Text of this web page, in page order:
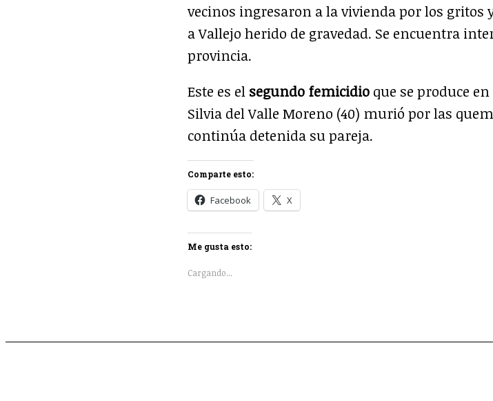
vecinos ingresaron a la vivienda por los
a Vallejo herido de gravedad. Se encuentra
provincia.
Este es el segundo femicidio que se produce
Silvia del Valle Moreno (40) murió por las
continúa detenida su pareja.
Comparte esto:
Facebook X
Me gusta esto:
Cargando...